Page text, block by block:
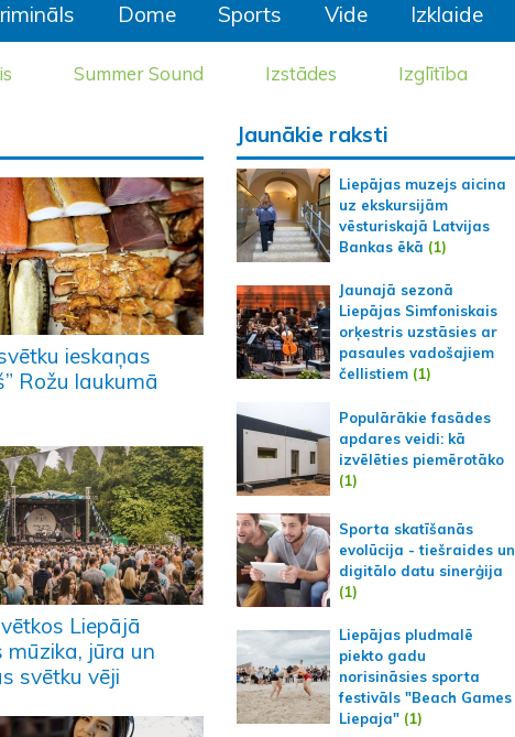
Dome Sports Vide Izklaide
Summer Sound Izstādes Izglītība
ieskaņas
Rožu laukumā
Liepājā
mūzika, jūra un
svētku vēji
Jaunākie raksti
Liepājas muzejs aicina
uz ekskursijām
vēsturiskajā Latvijas
Bankas ēkā (1)
Jaunajā sezonā
Liepājas Simfoniskais
orķestris uzstāsies ar
pasaules vadošajiem
čellistiem (1)
Populārākie fasādes
apdares veidi: kā
izvēlēties piemērotāko
(1)
Sporta skatīšanās
evolūcija - tiešraides un
digitālo datu sinerģija
(1)
Liepājas pludmalē
piekto gadu
norisināsies sporta
festivāls "Beach Games
Liepaja" (1)